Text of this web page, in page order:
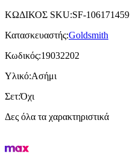
ΚΩΔΙΚΟΣ SKU:SF-106171459
Κατασκευαστής:Goldsmith
Κωδικός:19032202
Υλικό:Ασήμι
Σετ:Όχι
Δες όλα τα χαρακτηριστικά